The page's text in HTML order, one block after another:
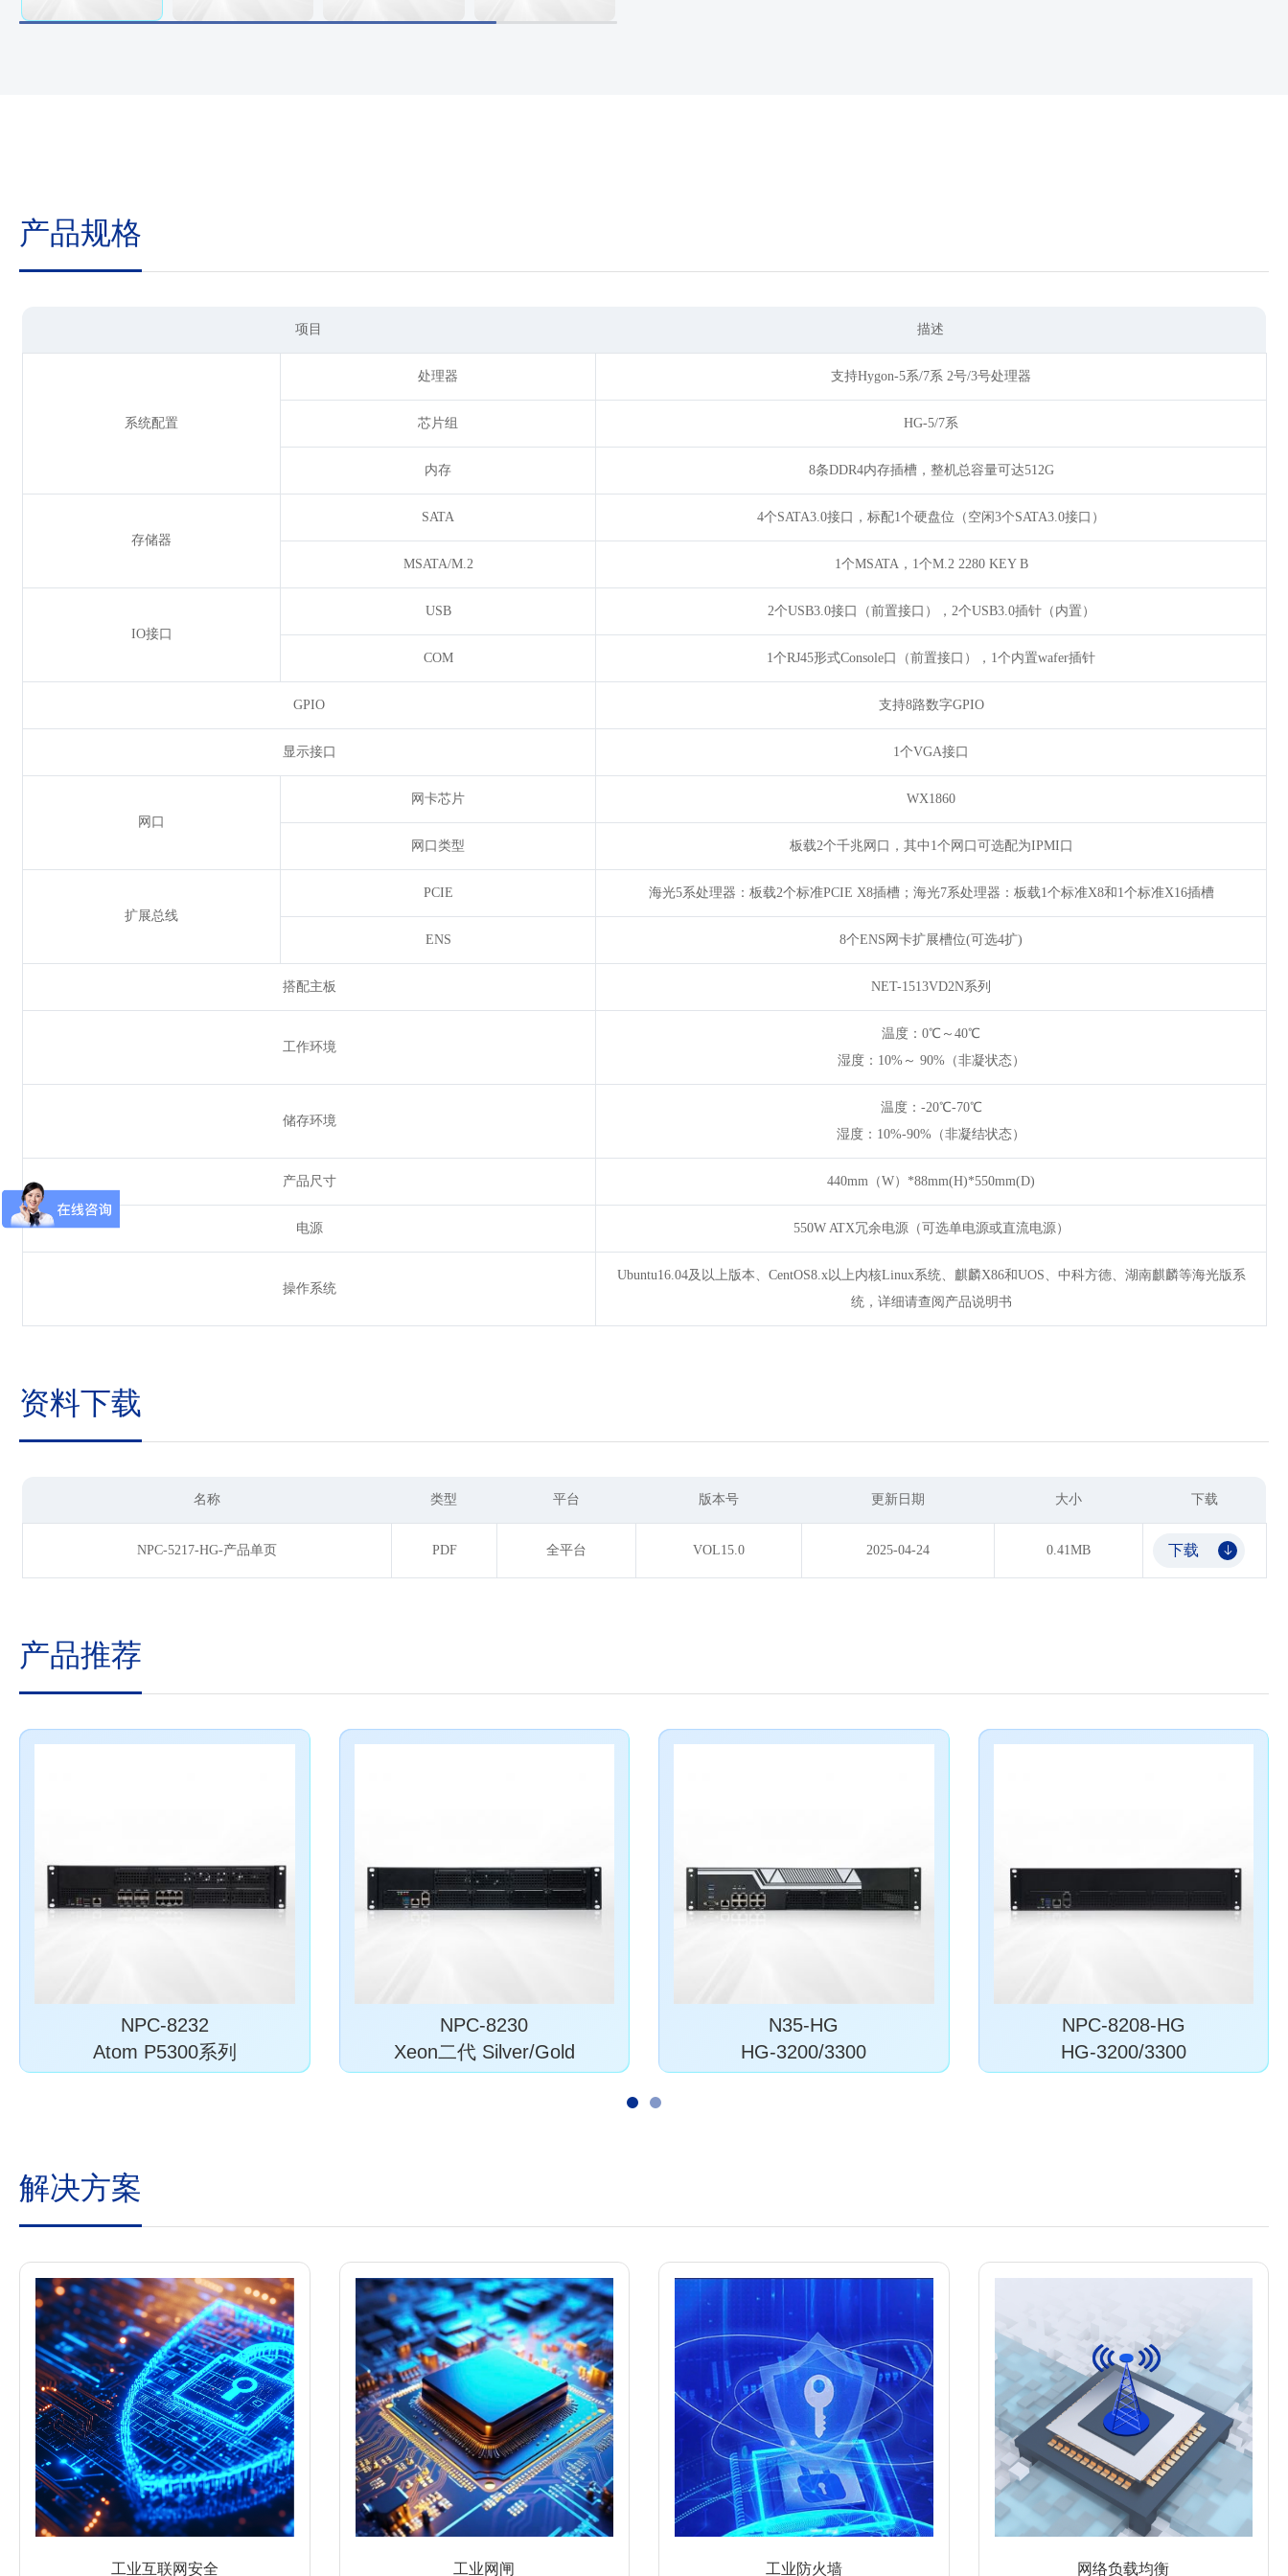
产品规格
项目 描述
系统配置
处理器 支持Hygon-5系/7系 2号/3号处理器
芯片组 HG-5/7系
内存 8条DDR4内存插槽，整机总容量可达512G
存储器
SATA 4个SATA3.0接口，标配1个硬盘位（空闲3个SATA3.0接口）
MSATA/M.2 1个MSATA，1个M.2 2280 KEY B
IO接口
USB 2个USB3.0接口（前置接口），2个USB3.0插针（内置）
COM 1个RJ45形式Console口（前置接口），1个内置wafer插针
GPIO 支持8路数字GPIO
显示接口 1个VGA接口
网口
网卡芯片 WX1860
网口类型 板载2个千兆网口，其中1个网口可选配为IPMI口
扩展总线
PCIE 海光5系处理器：板载2个标准PCIE X8插槽；海光7系处理器：板载1个标准X8和1个标准X16插槽
ENS 8个ENS网卡扩展槽位(可选4扩)
搭配主板 NET-1513VD2N系列
工作环境
温度：0℃～40℃
湿度：10%～ 90%（非凝状态）
储存环境
温度：-20℃-70℃
湿度：10%-90%（非凝结状态）
产品尺寸 440mm（W）*88mm(H)*550mm(D)
电源 550W ATX冗余电源（可选单电源或直流电源）
操作系统
Ubuntu16.04及以上版本、CentOS8.x以上内核Linux系统、麒麟X86和UOS、中科方德、湖南麒麟等海光版系
统，详细请查阅产品说明书
资料下载
名称 类型 平台 版本号 更新日期 大小 下载
NPC-5217-HG-产品单页 PDF 全平台 VOL15.0 2025-04-24 0.41MB 下载 𐃯
产品推荐
NPC-8232
Atom P5300系列
NPC-8230
Xeon二代 Silver/Gold
N35-HG
HG-3200/3300
NPC-8208-HG
HG-3200/3300
解决方案
工业互联网安全 工业网闸 工业防火墙 网络负载均衡